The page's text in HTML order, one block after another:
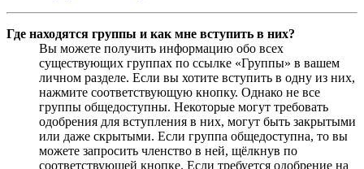
Где находятся группы и как мне вступить в них?
Вы можете получить информацию обо всех
существующих группах по ссылке «Группы» в вашем
личном разделе. Если вы хотите вступить в одну из них,
нажмите соответствующую кнопку. Однако не все
группы общедоступны. Некоторые могут требовать
одобрения для вступления в них, могут быть закрытыми
или даже скрытыми. Если группа общедоступна, то вы
можете запросить членство в ней, щёлкнув по
соответствующей кнопке. Если требуется одобрение на